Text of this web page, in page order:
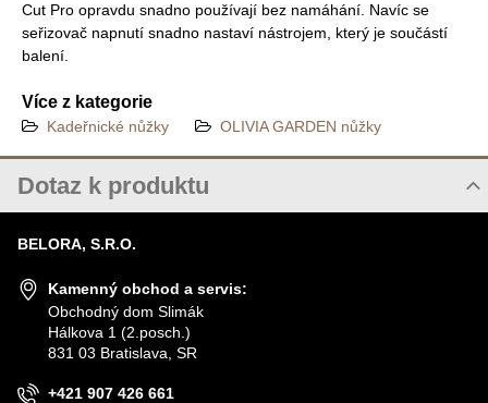
Cut Pro opravdu snadno používají bez namáhání. Navíc se
seřizovač napnutí snadno nastaví nástrojem, který je součástí
balení.
Více z kategorie
Kadeřnické nůžky OLIVIA GARDEN nůžky
Dotaz k produktu
JMÉNO
VÁŠ E-MAIL
BELORA, S.R.O.
Kamenný obchod a servis:
Obchodný dom Slimák
Hálkova 1 (2.posch.)
831 03 Bratislava, SR
+421 907 426 661